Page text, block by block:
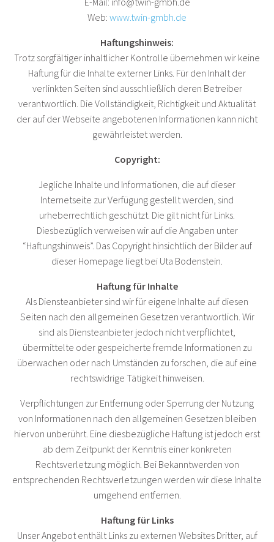
Web: www.twin-gmbh.de
Haftungshinweis:
Trotz sorgfältiger inhaltlicher Kontrolle übernehmen wir keine
Haftung für die Inhalte externer Links. Für den Inhalt der
verlinkten Seiten sind ausschließlich deren Betreiber
verantwortlich. Die Vollständigkeit, Richtigkeit und Aktualität
der auf der Webseite angebotenen Informationen kann nicht
gewährleistet werden.
Copyright:
Jegliche Inhalte und Informationen, die auf dieser
Internetseite zur Verfügung gestellt werden, sind
urheberrechtlich geschützt. Die gilt nicht für Links.
Diesbezüglich verweisen wir auf die Angaben unter
“Haftungshinweis”. Das Copyright hinsichtlich der Bilder auf
dieser Homepage liegt bei Uta Bodenstein.
Haftung für Inhalte
Als Diensteanbieter sind wir für eigene Inhalte auf diesen
Seiten nach den allgemeinen Gesetzen verantwortlich. Wir
sind als Diensteanbieter jedoch nicht verpflichtet,
übermittelte oder gespeicherte fremde Informationen zu
überwachen oder nach Umständen zu forschen, die auf eine
rechtswidrige Tätigkeit hinweisen.
Verpflichtungen zur Entfernung oder Sperrung der Nutzung
von Informationen nach den allgemeinen Gesetzen bleiben
hiervon unberührt. Eine diesbezügliche Haftung ist jedoch erst
ab dem Zeitpunkt der Kenntnis einer konkreten
Rechtsverletzung möglich. Bei Bekanntwerden von
entsprechenden Rechtsverletzungen werden wir diese Inhalte
umgehend entfernen.
Haftung für Links
Unser Angebot enthält Links zu externen Websites Dritter, auf